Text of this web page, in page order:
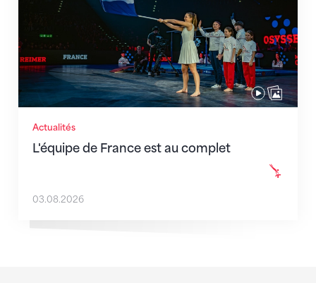
Actualités
L'équipe de France est au complet
03.08.2026